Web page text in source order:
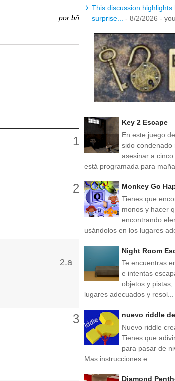
por bñ
This discussion
surprise...
- 8/2/2026 -
Key 2 Escape
En este juego
sido
asesinar a
está programada para
Monkey Go
Tienes que
monos y hacer
encontrando
usándolos en los lugares
Night Room
Te encuentras
e intentas
objetos y
lugares adecuados y resol...
nuevo riddle
Nuevo riddle
Tienes que
para pasar de
Mas instrucciones e...
Diamond